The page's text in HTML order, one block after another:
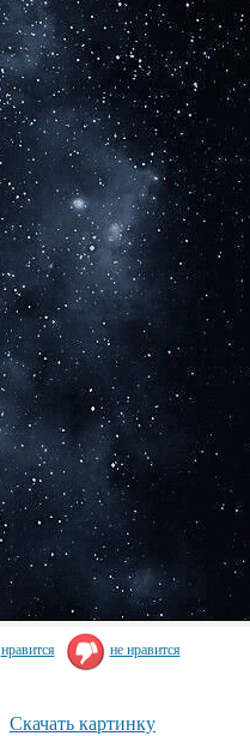
нравится не нравится
Скачать картинку